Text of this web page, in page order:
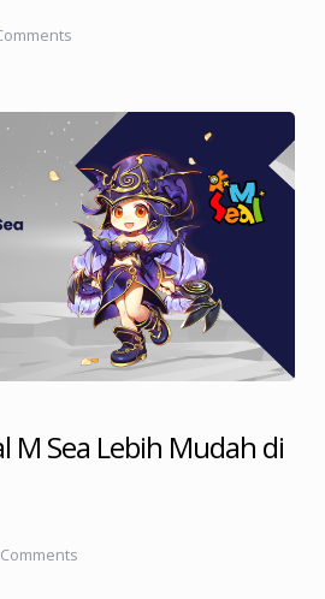
M Sea Lebih Mudah di
Comments